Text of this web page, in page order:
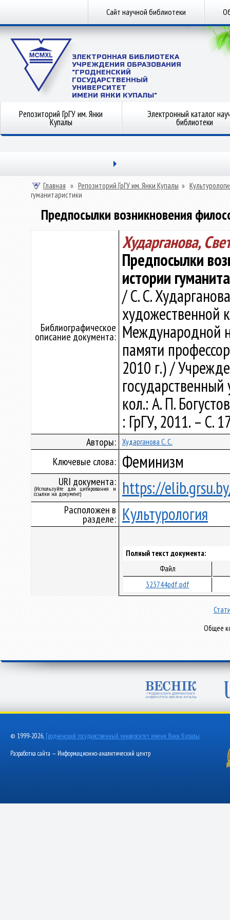
Сайт научной библиотеки
ЭЛЕКТРОННАЯ БИБЛИОТЕКА
УЧРЕЖДЕНИЯ ОБРАЗОВАНИЯ
"ГРОДНЕНСКИЙ
ГОСУДАРСТВЕННЫЙ
УНИВЕРСИТЕТ
ИМЕНИ ЯНКИ КУПАЛЫ"
Репозиторий ГрГУ им. Янки
Купалы
Электронный каталог
библиотеки
Главная » Репозиторий ГрГУ им. Янки Купалы »
гуманитаристики
Предпосылки возникновения
Библиографическое
описание документа:
Хударганова,
Предпосылки
истории
/ С. С.
художественной
Международной
памяти
2010 г.) /
кол.: А. П.
: ГрГУ, 2011. – С.
Авторы: Хударганова С. С.
Ключевые слова: Феминизм
URI документа:
(Используйте для цитирования и
ссылки на документ) https://
Расположен в
разделе: Культурология
Полный текст документа:
Файл
323744pdf.pdf
Общее
© 1999-2026, Гродненский государственный университет имени Янки Купалы
Разработка сайта — Информационно-аналитический центр